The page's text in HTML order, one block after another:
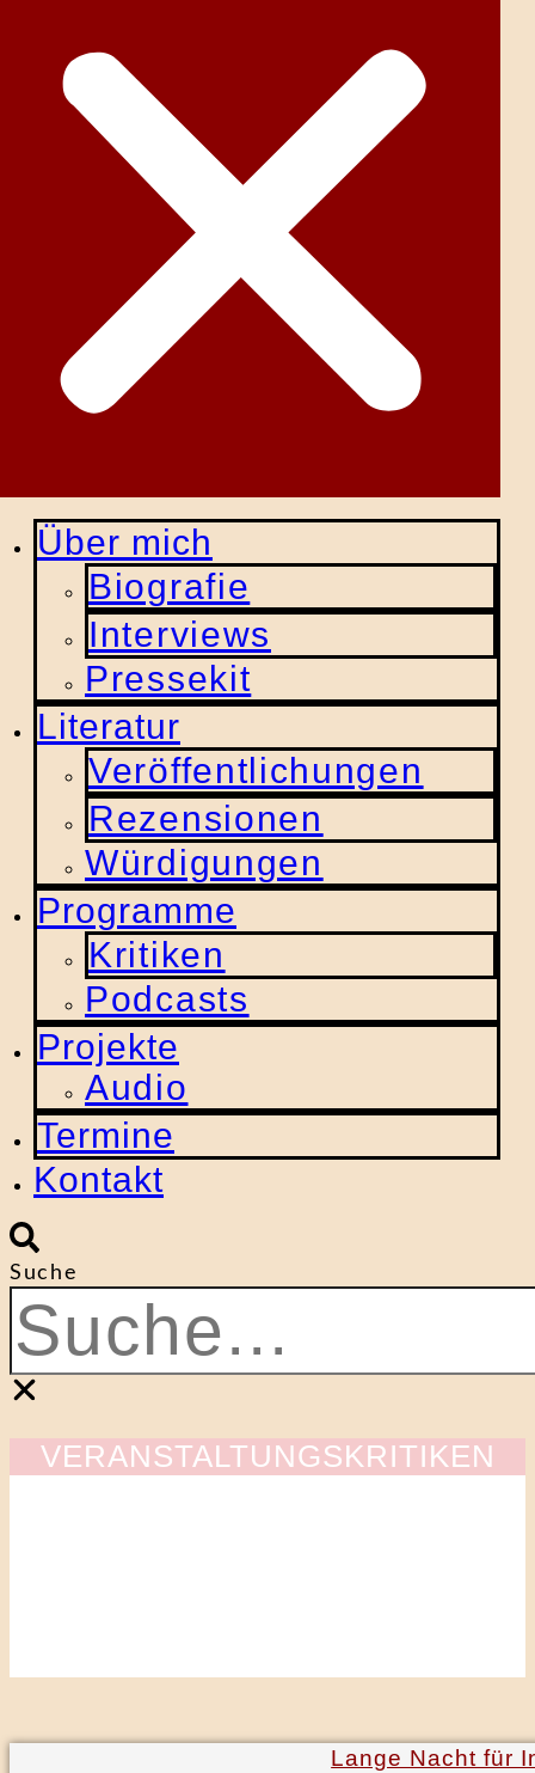
Über mich
Biografie
Interviews
Pressekit
Literatur
Veröffentlichungen
Rezensionen
Würdigungen
Programme
Kritiken
Podcasts
Projekte
Audio
Termine
Kontakt
Suche
VERANSTALTUNGSKRITIKEN
Lange Nacht für